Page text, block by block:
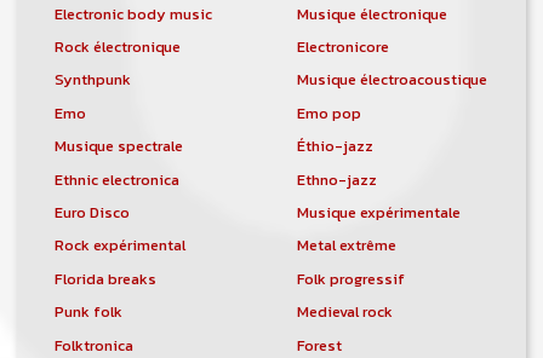
Electronic body music
Musique électronique
Rock électronique
Electronicore
Synthpunk
Musique électroacoustique
Emo
Emo pop
Musique spectrale
Éthio-jazz
Ethnic electronica
Ethno-jazz
Euro Disco
Musique expérimentale
Rock expérimental
Metal extrême
Florida breaks
Folk progressif
Punk folk
Medieval rock
Folktronica
Forest